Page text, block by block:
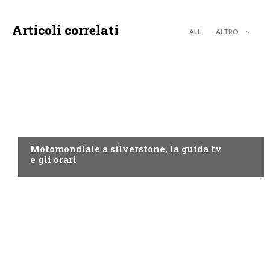
Articoli correlati ALL ALTRO
Motomondiale a silverstone, la guida tv
e gli orari